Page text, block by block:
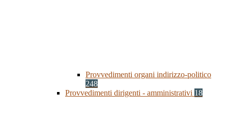
Provvedimenti organi indirizzo-politico
248
Provvedimenti dirigenti - amministrativi 18